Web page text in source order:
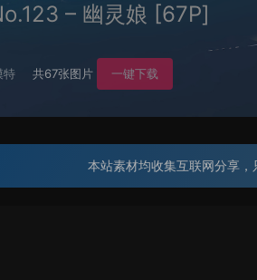
– 幽灵娘 [67P]
特 共67张图片 一键下载
本站素材均收集互联网分享